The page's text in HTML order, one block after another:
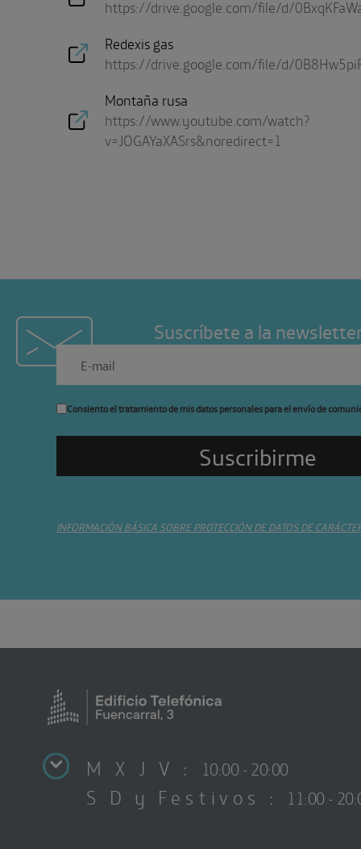
https://drive.google.com/file/d/
Redexis gas
https://drive.google.com/file/d/
Montaña rusa
https://www.youtube.com/watch?
v=JOGAYaXASrs&noredirect=1
Suscríbete a la
Consiento el tratamiento de mis datos personales para el envío de
INFORMACIÓN BÁSICA SOBRE PROTECCIÓN DE DATOS DE
M X J V : 10:00 - 20:00
S D y Festivos : 11:00 -